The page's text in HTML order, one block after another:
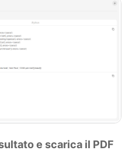
e scarica il PDF